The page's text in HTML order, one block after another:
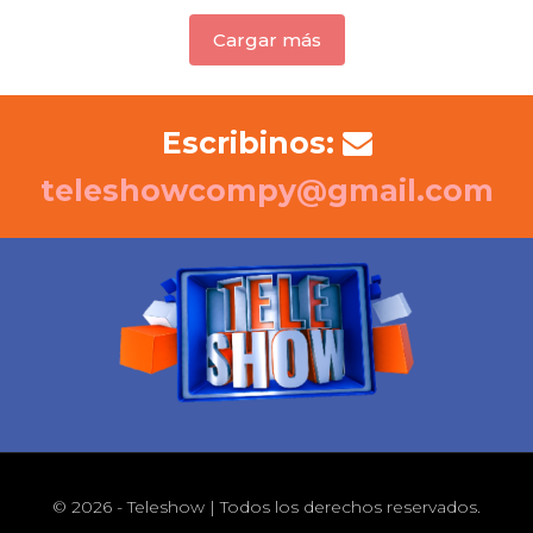
Cargar más
Escribinos:
teleshowcompy@gmail.com
© 2026 - Teleshow | Todos los derechos reservados.